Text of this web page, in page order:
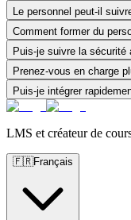
Le personnel peut-il
Comment former du
Puis-je suivre la
Prenez-vous en charge
Puis-je intégrer
LMS et créateur de
🇫🇷Français